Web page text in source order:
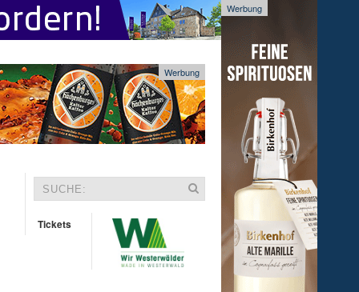
Werbung
Werbung
Tickets